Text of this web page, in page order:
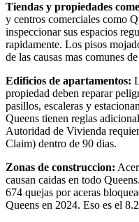
Tiendas y propiedades
y centros comerciales como
inspeccionar sus espacios
rapidamente. Los pisos
de las causas mas comunes
Edificios de apartamentos:
propiedad deben reparar
pasillos, escaleras y
Queens tienen reglas
Autoridad de Vivienda
Claim) dentro de 90 dias.
Zonas de construccion:
causan caidas en todo
674 quejas por aceras
Queens en 2024. Eso es el